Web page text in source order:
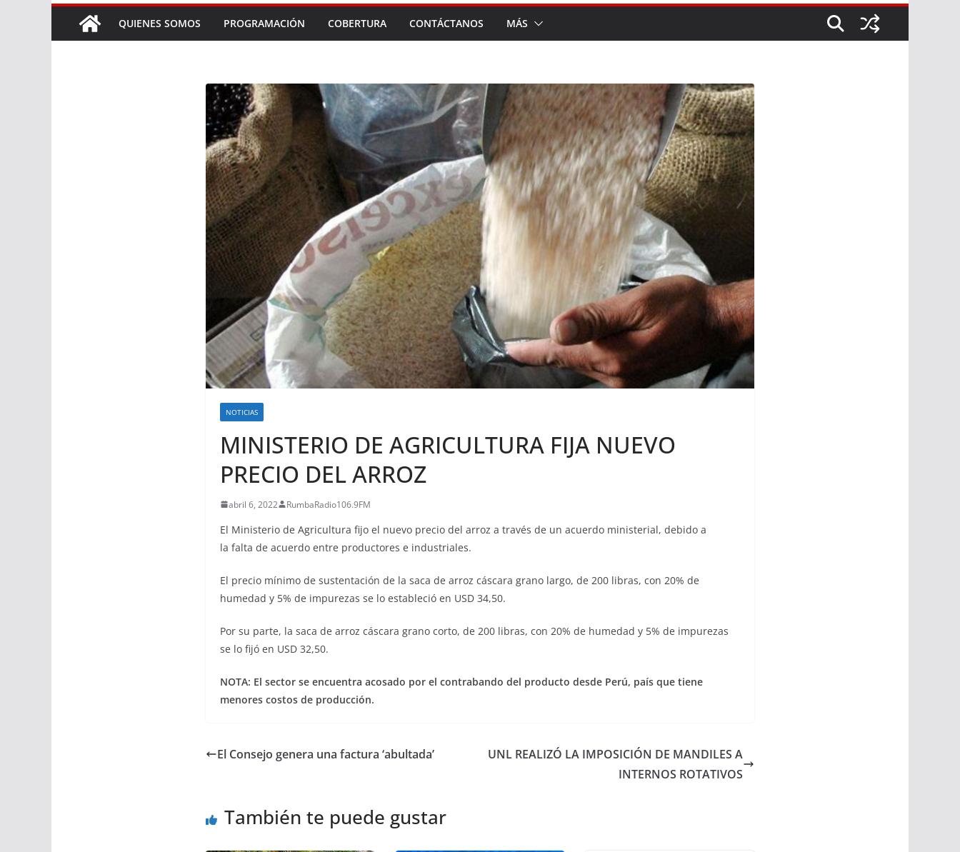
QUIENES SOMOS PROGRAMACIÓN COBERTURA CONTÁCTANOS MÁS
NOTICIAS
MINISTERIO DE AGRICULTURA FIJA NUEVO
PRECIO DEL ARROZ
abril 6, 2022 RumbaRadio106.9FM
El Ministerio de Agricultura fijo el nuevo precio del arroz a través de un acuerdo ministerial, debido a
la falta de acuerdo entre productores e industriales.
El precio mínimo de sustentación de la saca de arroz cáscara grano largo, de 200 libras, con 20% de
humedad y 5% de impurezas se lo estableció en USD 34,50.
Por su parte, la saca de arroz cáscara grano corto, de 200 libras, con 20% de humedad y 5% de impurezas
se lo fijó en USD 32,50.
NOTA: El sector se encuentra acosado por el contrabando del producto desde Perú, país que tiene
menores costos de producción.
El Consejo genera una factura ‘abultada’
UNL REALIZÓ LA IMPOSICIÓN DE MANDILES A
INTERNOS ROTATIVOS
También te puede gustar